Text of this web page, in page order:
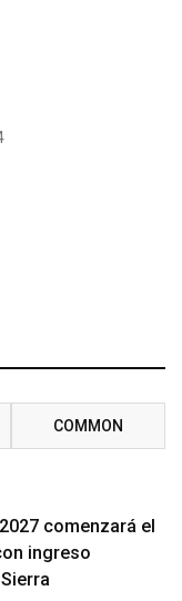
COMMON
comenzará el
ingreso